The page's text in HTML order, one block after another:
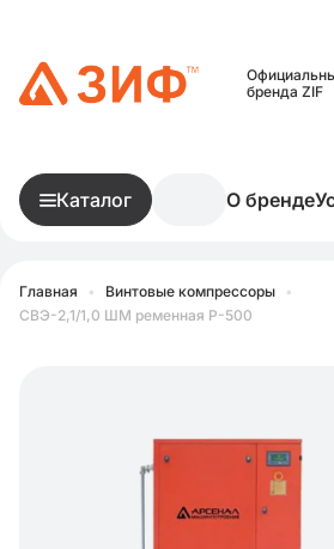
бренда ZIF
Каталог О бренде
Главная • Винтовые компрессоры
•
СВЭ-2,1/1,0 ШМ ременная Р-500